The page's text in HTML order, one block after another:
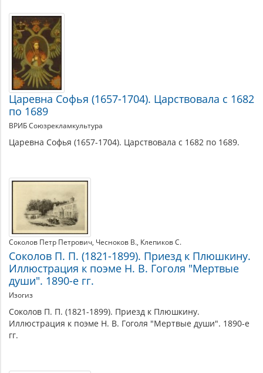
Царевна Софья (1657-1704). Царствовала с 1682
по 1689
ВРИБ Союзрекламкультура
Царевна Софья (1657-1704). Царствовала с 1682 по 1689.
Соколов Петр Петрович Чесноков В. Клепиков С.
Соколов П. П. (1821-1899). Приезд к Плюшкину.
Иллюстрация к поэме Н. В. Гоголя "Мертвые
души". 1890-е гг.
Изогиз
Соколов П. П. (1821-1899). Приезд к Плюшкину.
Иллюстрация к поэме Н. В. Гоголя "Мертвые души". 1890-е
гг.